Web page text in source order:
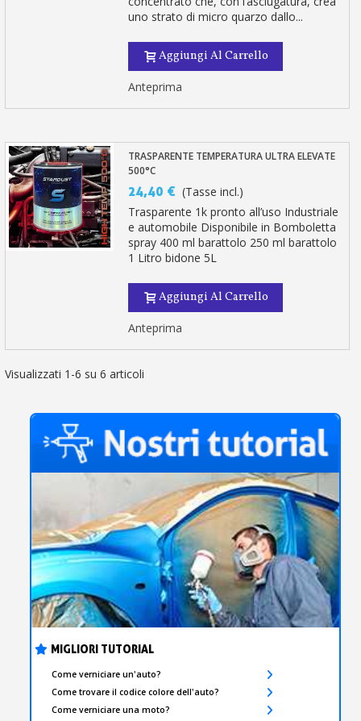
MIGLIORI TUTORIAL
Come verniciare un'auto?
Come trovare il codice colore dell'auto?
Come verniciare una moto?
uno strato di micro quarzo dallo...
Aggiungi Al Carrello
Anteprima
TRASPARENTE TEMPERATURA ULTRA ELEVATE
500°C
24,40 € (Tasse incl.)
Trasparente 1k pronto all’uso Industriale
e automobile Disponibile in Bomboletta
spray 400 ml barattolo 250 ml barattolo
1 Litro bidone 5L
Aggiungi Al Carrello
Anteprima
Visualizzati 1-6 su 6 articoli